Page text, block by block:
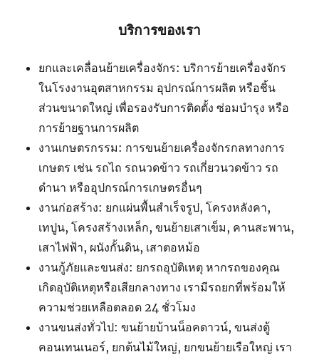
บริการของเรา
ยกและเคลื่อนย้ายเครื่องจักร: บริการย้ายเครื่องจักร
ในโรงงานอุตสาหกรรม อุปกรณ์การผลิต หรือชิ้น
ส่วนขนาดใหญ่ เพื่อรองรับการติดตั้ง ซ่อมบำรุง หรือ
การย้ายฐานการผลิต
งานเกษตรกรรม: การขนย้ายเครื่องจักรกลทางการ
เกษตร เช่น รถไถ รถนวดข้าว รถเกี่ยวนวดข้าว รถ
ดำนา หรืออุปกรณ์การเกษตรอื่นๆ
งานก่อสร้าง: ยกแผ่นพื้นสำเร็จรูป, โครงหลังคา,
เทปูน, โครงสร้างเหล็ก, ขนย้ายเสาเข็ม, คานสะพาน,
เสาไฟฟ้า, ผนังกั้นดิน, เสาตอหม้อ
งานกู้ภัยและขนส่ง: ยกรถอุบัติเหตุ หากรถของคุณ
เกิดอุบัติเหตุหรือเสียกลางทาง เรามีรถยกที่พร้อมให้
ความช่วยเหลือตลอด 24 ชั่วโมง
งานขนส่งทั่วไป: ขนย้ายบ้านน็อคดาวน์, ขนส่งตู้
คอนเทนเนอร์, ยกต้นไม้ใหญ่, ยกขนย้ายเรือใหญ่ เรา